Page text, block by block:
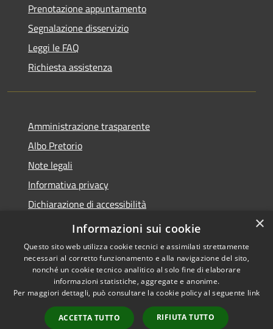
Prenotazione appuntamento
Segnalazione disservizio
Leggi le FAQ
Richiesta assistenza
Amministrazione trasparente
Albo Pretorio
Note legali
Informativa privacy
Dichiarazione di accessibilità
Obiettivi di accessibilità
Accessibilità
Copyright © 2026 • Comune di
San Giorgio Bigarello •
Powered byMunicipium
×
Informazioni sui cookie
Questo sito web utilizza cookie tecnici e assimilati strettamente
necessari al corretto funzionamento e alla navigazione del sito,
nonché un cookie tecnico analitico al solo fine di elaborare
informazioni statistiche, aggregate e anonime.
Per maggiori dettagli, può consultare la cookie policy al seguente link
ACCETTA TUTTO RIFIUTA TUTTO